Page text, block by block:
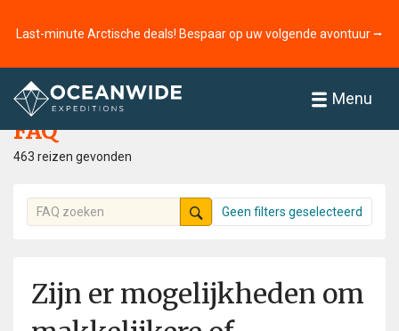
Last-minute Arctische deals! Bespaar op uw volgende avontuur ⭢
Menu
Home
FAQ
463 reizen gevonden
Geen filters geselecteerd
Zijn er mogelijkheden om